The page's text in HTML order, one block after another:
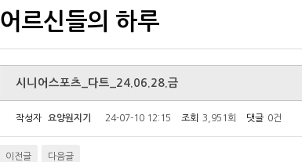
어르신들의 하루
시니어스포츠_다트_24.06.28.금
작성자 요양원지기 24-07-10 12:15 조회 3,951회 댓글 0건
이전글 다음글